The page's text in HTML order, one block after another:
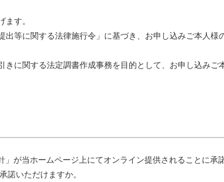
す。
等に関する法律施行令」に基づき、お申し込みご本人様
に関する法定調書作成事務を目的として、お申し込みご
が当ホームページ上にてオンライン提供されることに承
諾いただけますか。